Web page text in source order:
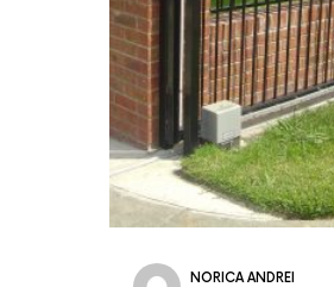
NORICA ANDREI